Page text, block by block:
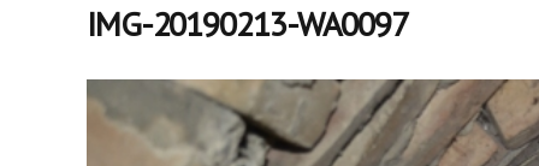
IMG-20190213-WA0097